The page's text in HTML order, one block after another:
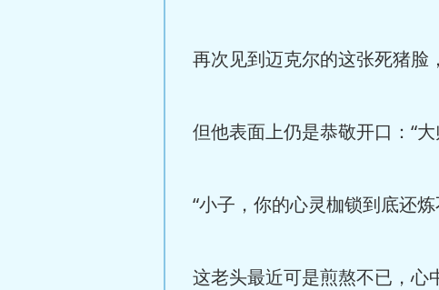
再次见到迈克尔的这张死猪脸
但他表面上仍是恭敬开口：“
“小子，你的心灵枷锁到底还炼
这老头最近可是煎熬不已，心